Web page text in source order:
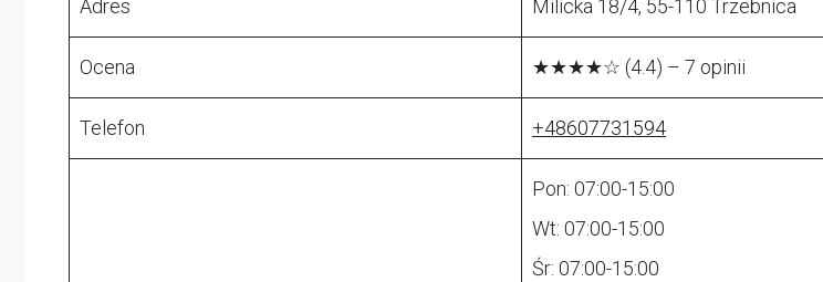
Adres Milicka 18/4, 55-110 Trzebnica
Ocena ★★★★☆ (4.4) – 7 opinii
Telefon +48607731594
Pon: 07:00-15:00
Wt: 07:00-15:00
Śr: 07:00-15:00